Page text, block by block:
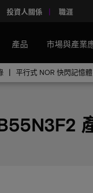
投資人關係 職涯
產品 市場與產業
平行式 NOR 快閃記憶